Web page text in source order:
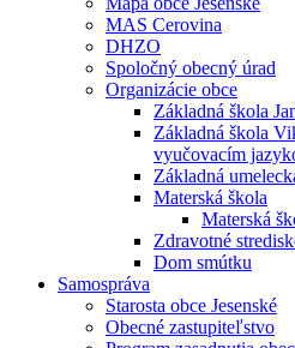
MAS Cerovina
DHZO
Spoločný obecný úrad
Organizácie obce
Základná škola
Základná škola
vyučovacím
Základná
Materská škola
Materská
Zdravotné
Dom smútku
Samospráva
Starosta obce Jesenské
Obecné zastupiteľstvo